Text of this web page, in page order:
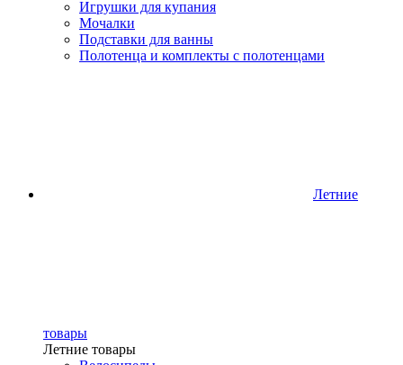
Игрушки для купания
Мочалки
Подставки для ванны
Полотенца и комплекты с полотенцами
Летние
товары
Летние товары